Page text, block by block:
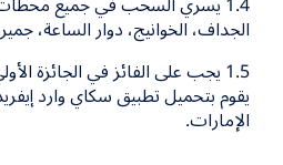
الجداف، الخوانيج، دوار الساعة،
1.5يجب على الفائز في الجائزة
يقوم بتحميل تطبيق سكاي وارد
الإمارات.